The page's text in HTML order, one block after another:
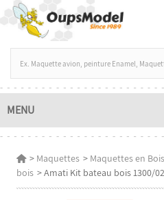
MENU
> Maquettes > Maquettes en Bois
bois >Amati Kit bateau bois 1300/02